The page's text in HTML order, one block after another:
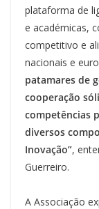
plataforma de
e académicas,
competitivo e
nacionais e
patamares de
cooperação
competências
diversos
Inovação”,
Guerreiro.
A Associação